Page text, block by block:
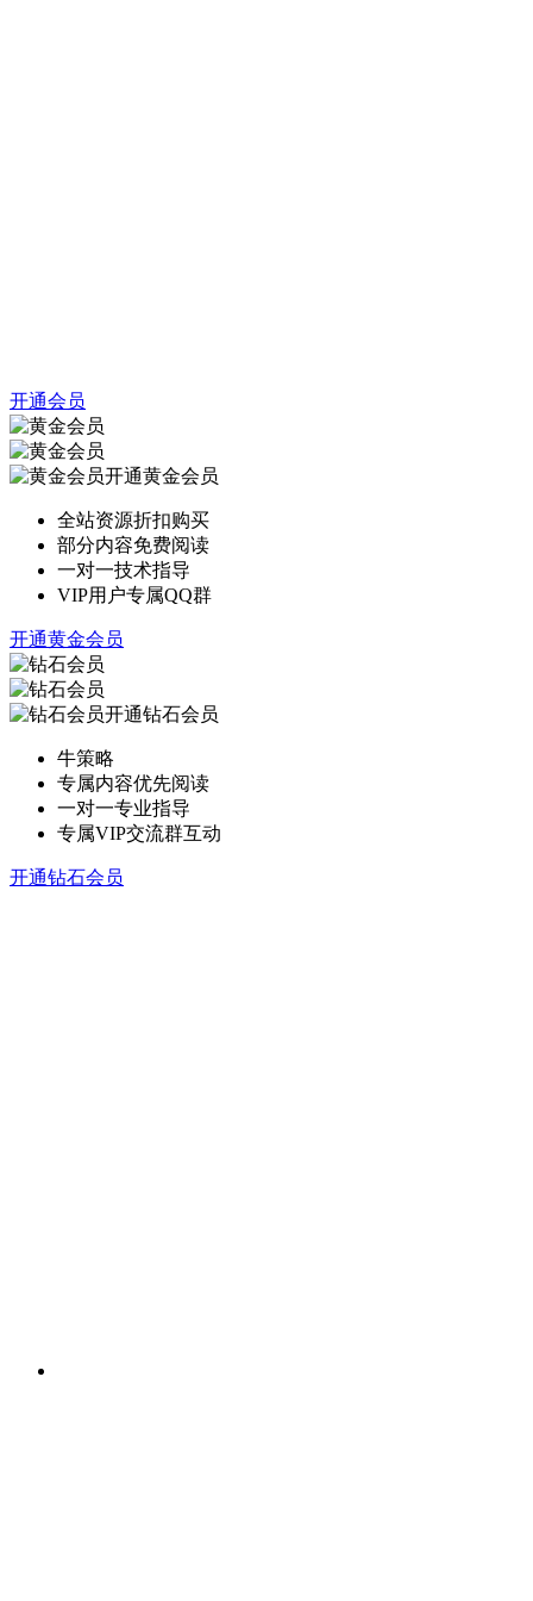
开通会员
开通黄金会员
全站资源折扣购买
部分内容免费阅读
一对一技术指导
VIP用户专属QQ群
开通黄金会员
开通钻石会员
牛策略
专属内容优先阅读
一对一专业指导
专属VIP交流群互动
开通钻石会员